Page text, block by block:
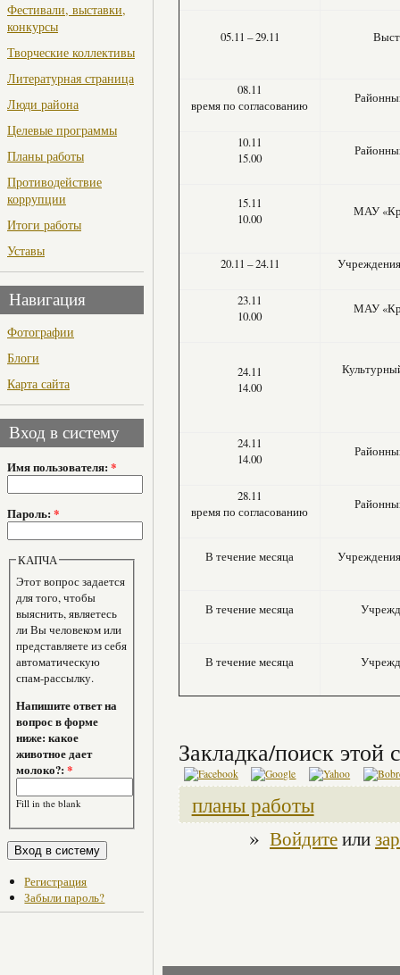
Фестивали, выставки,
конкурсы
Творческие коллективы
Литературная страница
Люди района
Целевые программы
Планы работы
Противодействие
коррупции
Итоги работы
Уставы
Навигация
Фотографии
Блоги
Карта сайта
Вход в систему
Имя пользователя: *
Пароль: *
КАПЧА
Этот вопрос задается
для того, чтобы
выяснить, являетесь
ли Вы человеком или
представляете из себя
автоматическую
спам-рассылку.
Напишите ответ на
вопрос в форме
ниже: какое
животное дает
молоко?:*
Fill in the blank
Регистрация
Забыли пароль?
05.11 – 29.11
08.11
время по согласованию
10.11
15.00
15.11
10.00
МАУ
20.11 – 24.11
23.11
10.00
МАУ
24.11
14.00
24.11
14.00
28.11
время по согласованию
В течение месяца
В течение месяца
В течение месяца
Закладка/поиск этой
планы работы
» Войдитеили